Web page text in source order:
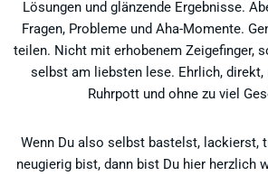
Lösungen und glänzende Ergebnisse.
Fragen, Probleme und Aha-Momente.
teilen. Nicht mit erhobenem Zeigefinger,
selbst am liebsten lese. Ehrlich,
Ruhrpott und ohne zu viel
Wenn Du also selbst bastelst, lackierst,
neugierig bist, dann bist Du hier herzlich